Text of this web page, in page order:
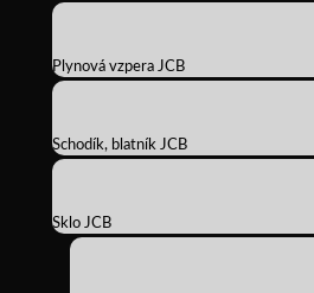
Plynová vzpera JCB
Schodík, blatník JCB
Sklo JCB